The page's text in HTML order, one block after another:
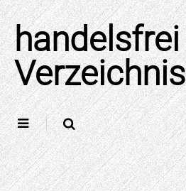
Skip
to
content
handelsfrei
Verzeichnis